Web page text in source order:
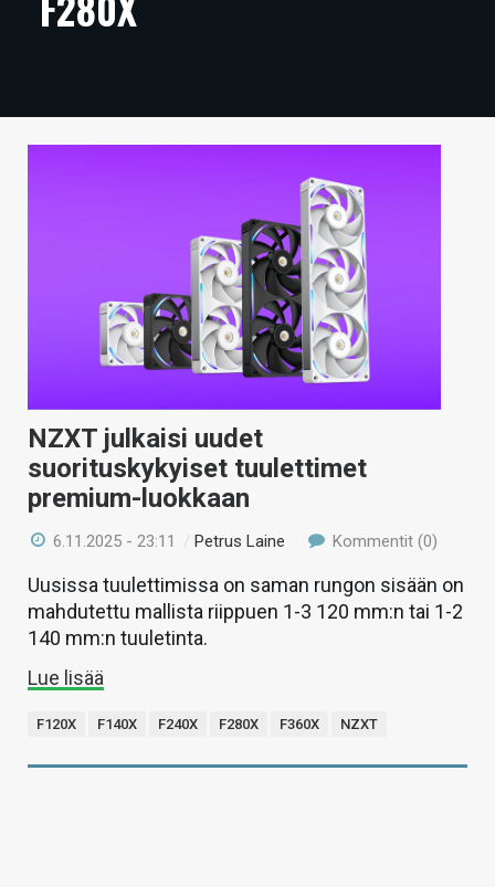
ARTIKKELIT
TECHBBS
VAIHDA TEEMA
HAKU
NZXT julkaisi uudet
suorituskykyiset tuulettimet
premium-luokkaan
6.11.2025 - 23:11 / Petrus Laine Kommentit (0)
Uusissa tuulettimissa on saman rungon sisään on
mahdutettu mallista riippuen 1-3 120 mm:n tai 1-2
140 mm:n tuuletinta.
Lue lisää
F120X F140X F240X F280X F360X NZXT